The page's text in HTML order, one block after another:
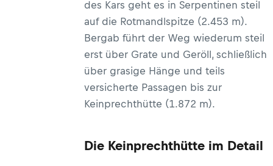
des Kars geht es in Serpentinen steil
auf die Rotmandlspitze (2.453 m).
Bergab führt der Weg wiederum steil
erst über Grate und Geröll, schließlich
über grasige Hänge und teils
versicherte Passagen bis zur
Keinprechthütte (1.872 m).
Die Keinprechthütte im Detail